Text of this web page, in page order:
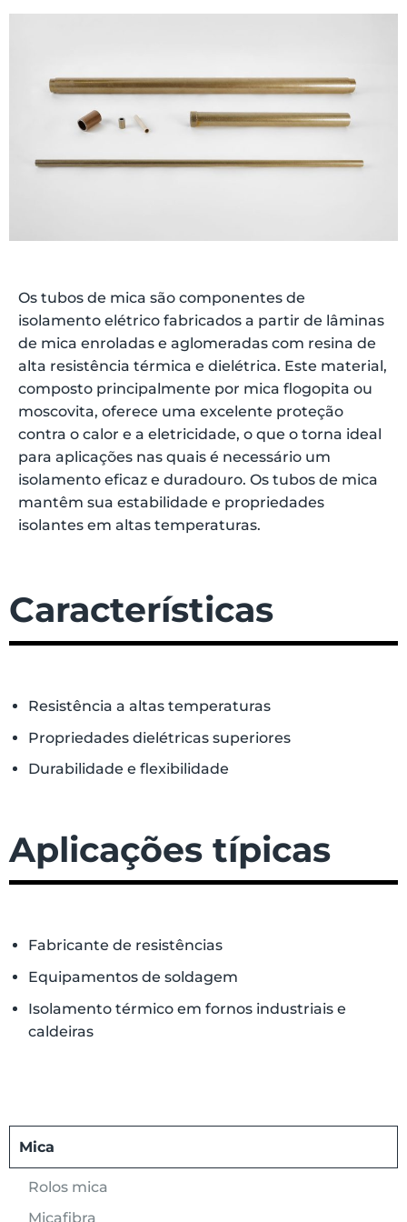
Mica
Rolos mica
Micafibra
Os tubos de mica são componentes de
isolamento elétrico fabricados a partir de lâminas
de mica enroladas e aglomeradas com resina de
alta resistência térmica e dielétrica. Este material,
composto principalmente por mica flogopita ou
moscovita, oferece uma excelente proteção
contra o calor e a eletricidade, o que o torna ideal
para aplicações nas quais é necessário um
isolamento eficaz e duradouro. Os tubos de mica
mantêm sua estabilidade e propriedades
isolantes em altas temperaturas.
Características
Resistência a altas temperaturas
Propriedades dielétricas superiores
Durabilidade e flexibilidade
Aplicações típicas
Fabricante de resistências
Equipamentos de soldagem
Isolamento térmico em fornos industriais e
caldeiras